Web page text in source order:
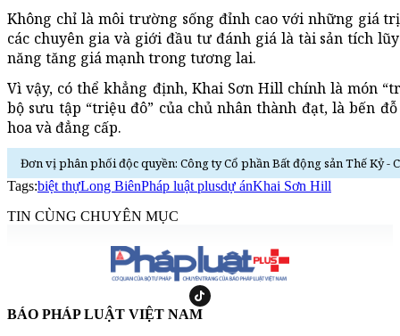
Không chỉ là môi trường sống đỉnh cao với những giá
các chuyên gia và giới đầu tư đánh giá là tài sản tích
năng tăng giá mạnh trong tương lai.
Vì vậy, có thể khẳng định, Khai Sơn Hill chính là món
bộ sưu tập “triệu đô” của chủ nhân thành đạt, là bến
hoa và đẳng cấp.
Đơn vị phân phối độc quyền: Công ty Cổ phần Bất động sản Thế Kỷ -
Tags:biệt thựLong BiênPháp luật plusdự ánKhai Sơn Hill
TIN CÙNG CHUYÊN MỤC
BÁO PHÁP LUẬT VIỆT NAM